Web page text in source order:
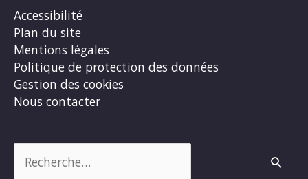
Accessibilité
Plan du site
Mentions légales
Politique de protection des données
Gestion des cookies
Nous contacter